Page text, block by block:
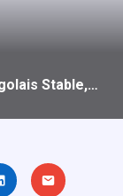
Stable,…